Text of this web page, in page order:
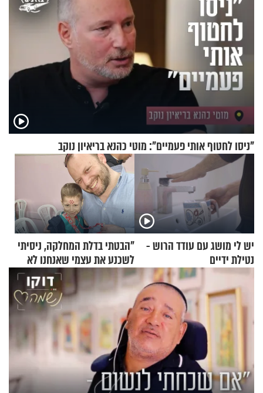
"ניסו לחטוף אותי פעמיים": מוטי כהנא בריאיון נוקב
יש לי מושג עם עודד הרוש -
נטילת ידיים
"הבטתי בדלת המחלקה, ניסיתי
לשכנע את עצמי שאנחנו לא
שייכים לשם"